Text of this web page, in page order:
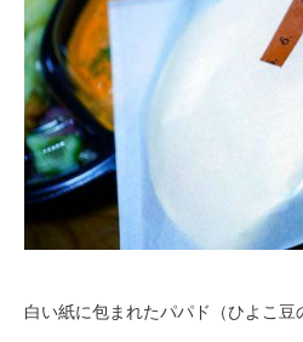
白い紙に包まれたパパド（ひよこ豆